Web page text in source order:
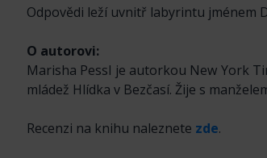
Odpovědi leží uvnitř labyrintu jménem
O autorovi:
Marisha Pessl je autorkou New York
mládež Hlídka v Bezčasí. Žije s
Recenzi na knihu naleznete zde.